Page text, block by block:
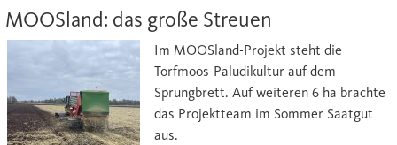
MOOSland: das große Streuen
Im MOOSland-Projekt steht die
Torfmoos-Paludikultur auf dem
Sprungbrett. Auf weiteren 6 ha brachte
das Projektteam im Sommer Saatgut
aus.